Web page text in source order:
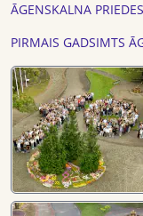
ĀGENSKALNA
PIRMAIS GADSIMTS